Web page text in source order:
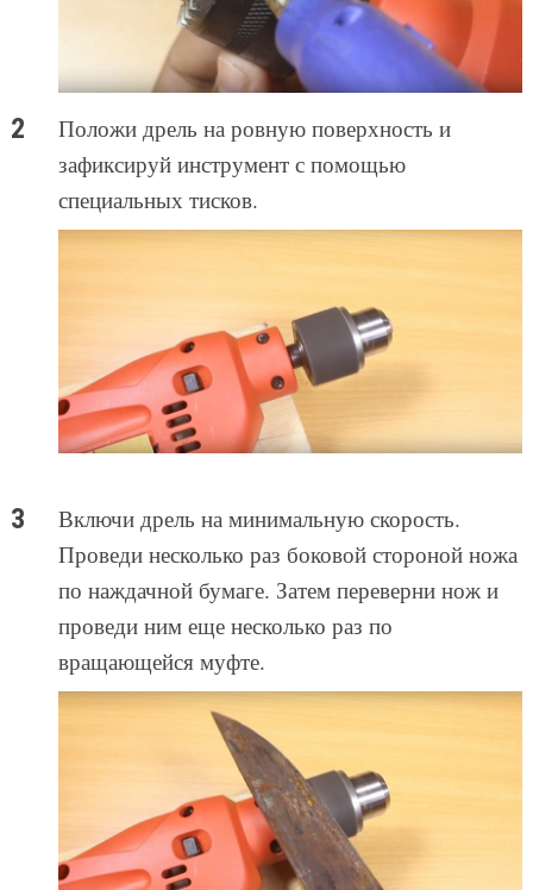
Положи дрель на ровную поверхность и
зафиксируй инструмент с помощью
специальных тисков.
Включи дрель на минимальную скорость.
Проведи несколько раз боковой стороной ножа
по наждачной бумаге. Затем переверни нож и
проведи ним еще несколько раз по
вращающейся муфте.